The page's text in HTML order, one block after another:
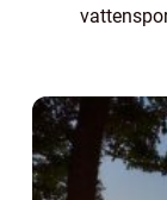
SUP, ...